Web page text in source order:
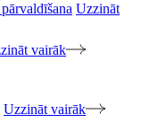
Uzzināt
vairāk
Uzzināt vairāk